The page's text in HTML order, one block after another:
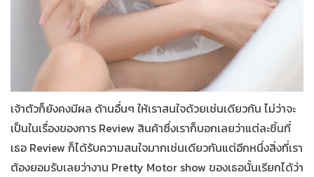
เจ้าตัวก็ยังคงมีผล ด้านอื่นๆ ให้เราสนใจด้วยเช่นเดียวกัน ไม่ว่าจะ
เป็นในเรื่องของการ Review สินค้าซึ่งเราก็บอกเลยว่าแต่ละชิ้นที่
เธอ Review ก็ได้รับความสนใจมากเช่นเดียวกันแต่อีกหนึ่งสิ่งที่เรา
ต้องยอมรับเลยว่างาน Pretty Motor show ของเธอนั้นเรียกได้ว่า